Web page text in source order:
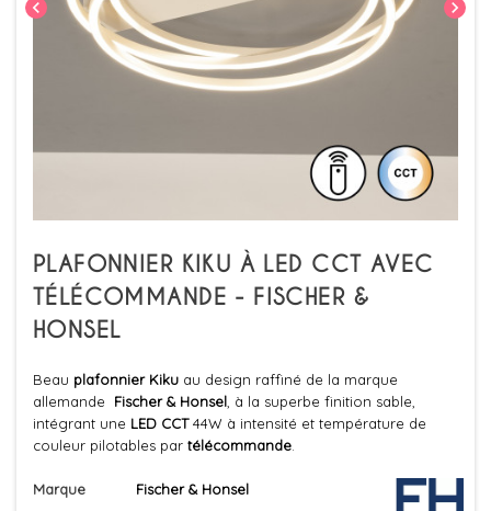
chevron_left chevron_right
PLAFONNIER KIKU À LED CCT AVEC
TÉLÉCOMMANDE - FISCHER &
HONSEL
Beau plafonnier Kiku au design raffiné de la marque
allemande Fischer & Honsel , à la superbe finition sable,
intégrant une LED CCT44W à intensité et température de
couleur pilotables par télécommande
Marque Fischer & Honsel